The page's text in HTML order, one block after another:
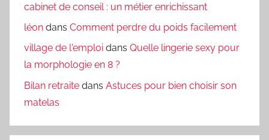
cabinet de conseil : un métier enrichissant
léon dans Comment perdre du poids facilement
village de l'emploi dans Quelle lingerie sexy pour
la morphologie en 8 ?
Bilan retraite dans Astuces pour bien choisir son
matelas